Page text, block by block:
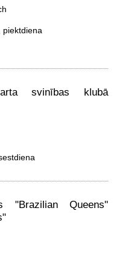
piektdiena
svinības klubā
"Brazilian Queens"